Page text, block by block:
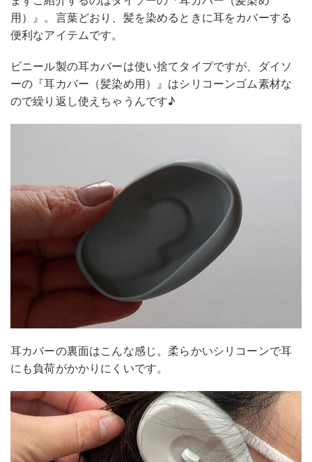
用）』。言葉どおり、髪を染めるときに耳をカバーする
便利なアイテムです。
ビニール製の耳カバーは使い捨てタイプですが、ダイソ
ーの『耳カバー（髪染め用）』はシリコーンゴム素材な
ので繰り返し使えちゃうんです♪
耳カバーの裏面はこんな感じ。柔らかいシリコーンで耳
にも負荷がかかりにくいです。